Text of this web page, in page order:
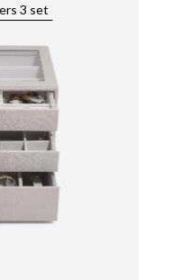
3 set